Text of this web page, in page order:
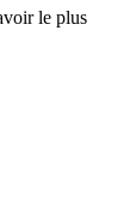
le plus